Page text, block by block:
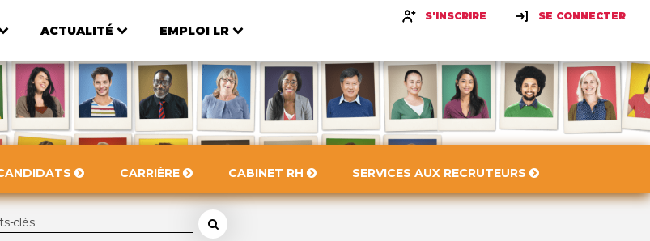
ACTUALITÉ EMPLOI LR
S'INSCRIRE SE CONNECTER
CARRIÈRE CABINET RH SERVICES AUX RECRUTEURS